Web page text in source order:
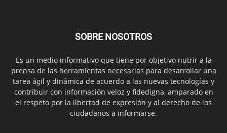
SOBRE NOSOTROS
Es un medio informativo que tiene por objetivo nutrir a la
prensa de las herramientas necesarias para desarrollar una
tarea ágil y dinámica de acuerdo a las nuevas tecnologías y
contribuir con información veloz y fidedigna, amparado en
el respeto por la libertad de expresión y al derecho de los
ciudadanos a informarse.